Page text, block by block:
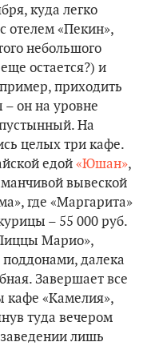
куда легко
отелем «Пекин»,
небольшого
остается?) и
приходить
– он на уровне
На
целых три кафе.
едой «Юшан»,
вывеской
где «Маргарита»
– 55 000 руб.
Марио»,
далека
Завершает все
кафе «Камелия»,
туда вечером
лишь